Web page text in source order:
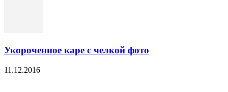
Укороченное каре с челкой фото
11.12.2016